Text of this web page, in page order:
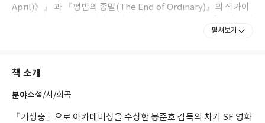
April)》』 과 『평범의 종말(The End of Ordinary)』의 작가이
맥스와 함께 뉴욕 북부의 숲속 오두막(cabin in the woods)에서
를 즐긴다.
펼쳐보기
책 소개
분야소설/시/희곡
「기생충」으로 아카데미상을 수상한 봉준호 감독의 차기 SF 영화